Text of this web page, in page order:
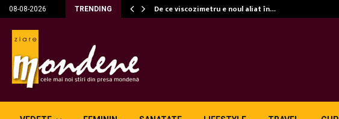
08-08-2026 TRENDING De ce viscozimetru e noul aliat în…